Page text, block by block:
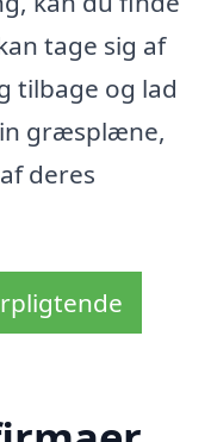
tage sig af
tilbage og lad
græsplæne,
deres